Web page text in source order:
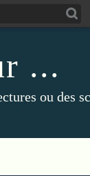
...
ou des